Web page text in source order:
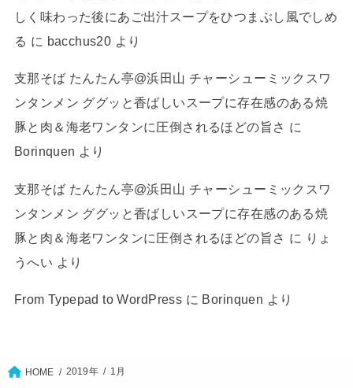
しく味わった後にあご出汁スープをひつまぶし風でしめ
る に bacchus20 より
支那そば たんたん亭@浜田山 チャーシューミックスワ
ンタンメン ググッと香ばしいスープに存在感のある焼
豚と肉＆海老ワンタンに圧倒されるほどの旨さ に
Borinquen より
支那そば たんたん亭@浜田山 チャーシューミックスワ
ンタンメン ググッと香ばしいスープに存在感のある焼
豚と肉＆海老ワンタンに圧倒されるほどの旨さ に りょ
うへい より
From Typepad to WordPress に Borinquen より
HOME 2019年 1月